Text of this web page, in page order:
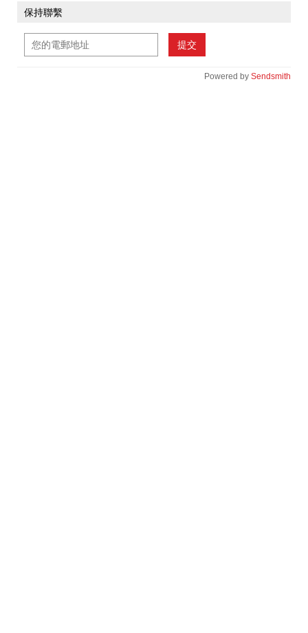
保持聯繫
提交
Powered by Sendsmith